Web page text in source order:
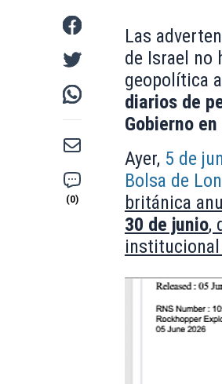
Las
de Israel no
geopolítica
diarios de
Gobierno
Ayer, 5 de
Bolsa de
británica
30 de junio,
institucional